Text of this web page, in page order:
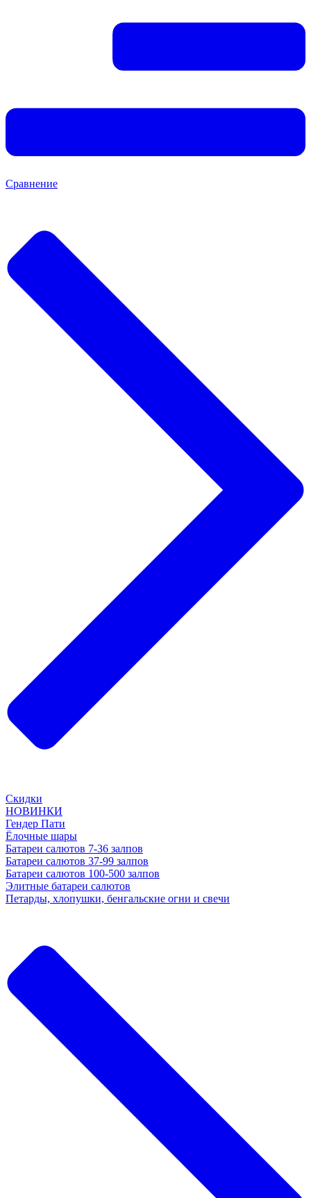
Сравнение
Скидки
НОВИНКИ
Гендер Пати
Ёлочные шары
Батареи салютов 7-36 залпов
Батареи салютов 37-99 залпов
Батареи салютов 100-500 залпов
Элитные батареи салютов
Петарды, хлопушки, бенгальские огни и свечи